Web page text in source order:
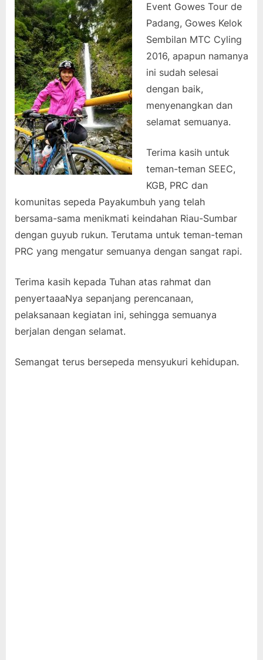
Event Gowes Tour de
Padang, Gowes Kelok
Sembilan MTC Cyling
2016, apapun namanya
ini sudah selesai
dengan baik,
menyenangkan dan
selamat semuanya.
Terima kasih untuk
teman-teman SEEC,
KGB, PRC dan
komunitas sepeda Payakumbuh yang telah
bersama-sama menikmati keindahan Riau-Sumbar
dengan guyub rukun. Terutama untuk teman-teman
PRC yang mengatur semuanya dengan sangat rapi.
Terima kasih kepada Tuhan atas rahmat dan
penyertaaaNya sepanjang perencanaan,
pelaksanaan kegiatan ini, sehingga semuanya
berjalan dengan selamat.
Semangat terus bersepeda mensyukuri kehidupan.